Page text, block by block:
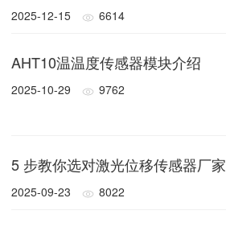
2025-12-15 6614
AHT10温温度传感器模块介绍
2025-10-29 9762
5 步教你选对激光位移传感器厂家
2025-09-23 8022